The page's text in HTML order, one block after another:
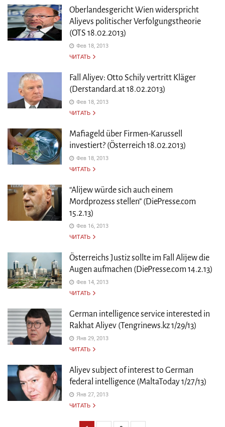
Oberlandesgericht Wien widerspricht
Aliyevs politischer Verfolgungstheorie
(OTS 18.02.2013)
Фев 18, 2013
ЧИТАТЬ
Fall Aliyev: Otto Schily vertritt Kläger
(Derstandard.at 18.02.2013)
Фев 18, 2013
ЧИТАТЬ
Mafiageld über Firmen-Karussell
investiert? (Österreich 18.02.2013)
Фев 18, 2013
ЧИТАТЬ
“Alijew würde sich auch einem
Mordprozess stellen” (DiePresse.com
15.2.13)
Фев 16, 2013
ЧИТАТЬ
Österreichs Justiz sollte im Fall Alijew die
Augen aufmachen (DiePresse.com 14.2.13)
Фев 14, 2013
ЧИТАТЬ
German intelligence service interested in
Rakhat Aliyev (Tengrinews.kz 1/29/13)
Янв 29, 2013
ЧИТАТЬ
Aliyev subject of interest to German
federal intelligence (MaltaToday 1/27/13)
Янв 27, 2013
ЧИТАТЬ